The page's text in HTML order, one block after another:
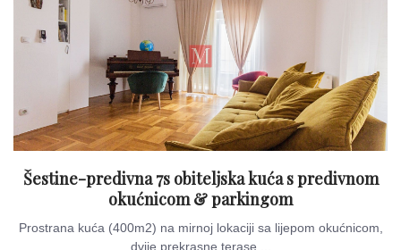
Šestine-predivna 7s obiteljska kuća s predivnom
okućnicom & parkingom
Prostrana kuća (400m2) na mirnoj lokaciji sa lijepom okućnicom,
dvije prekrasne terase ...